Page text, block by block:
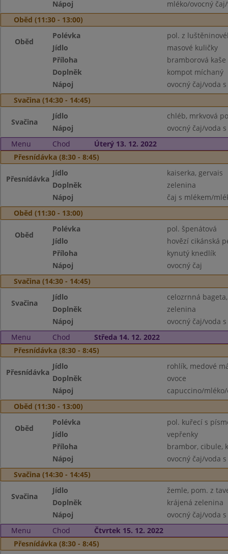
Nápoj
mléko/ovocný
Oběd (11:30 - 13:00)
Oběd
Polévka
pol. z
Jídlo
masové kuličky
Příloha
bramborová kaše
Doplněk
kompot míchaný
Nápoj
ovocný čaj/voda
Svačina (14:30 - 14:45)
Svačina
Jídlo
chléb, mrkvová
Nápoj
ovocný čaj/voda
Menu
Chod
Úterý 13. 12. 2022
Přesnídávka (8:30 - 8:45)
Přesnídávka
Jídlo
kaiserka, gervais
Doplněk
zelenina
Nápoj
čaj s mlékem/
Oběd (11:30 - 13:00)
Oběd
Polévka
pol. špenátová
Jídlo
hovězí cikánská
Příloha
kynutý knedlík
Nápoj
ovocný čaj
Svačina (14:30 - 14:45)
Svačina
Jídlo
celozrnná
Doplněk
zelenina
Nápoj
ovocný čaj/voda
Menu
Chod
Středa 14. 12. 2022
Přesnídávka (8:30 - 8:45)
Přesnídávka
Jídlo
rohlík, medové
Doplněk
ovoce
Nápoj
capuccino/
Oběd (11:30 - 13:00)
Oběd
Polévka
pol. kuřecí s
Jídlo
vepřenky
Příloha
brambor, cibule,
Nápoj
ovocný čaj/voda
Svačina (14:30 - 14:45)
Svačina
Jídlo
žemle, pom. z
Doplněk
krájená zelenina
Nápoj
ovocný čaj/voda
Menu
Chod
Čtvrtek 15. 12. 2022
Přesnídávka (8:30 - 8:45)